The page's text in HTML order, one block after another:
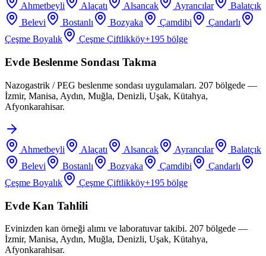
Ahmetbeyli Alaçatı Alsancak Ayrancılar
Balatçık
Belevi
Bostanlı Bozyaka Çamdibi
Çandarlı
Çeşme Boyalık
Çeşme Çiftlikköy+195 bölge
Evde Beslenme Sondası Takma
Nazogastrik / PEG beslenme sondası uygulamaları. 207 bölgede —
İzmir, Manisa, Aydın, Muğla, Denizli, Uşak, Kütahya,
Afyonkarahisar.
Ahmetbeyli Alaçatı Alsancak Ayrancılar
Balatçık
Belevi
Bostanlı Bozyaka Çamdibi
Çandarlı
Çeşme Boyalık
Çeşme Çiftlikköy+195 bölge
Evde Kan Tahlili
Evinizden kan örneği alımı ve laboratuvar takibi. 207 bölgede —
İzmir, Manisa, Aydın, Muğla, Denizli, Uşak, Kütahya,
Afyonkarahisar.